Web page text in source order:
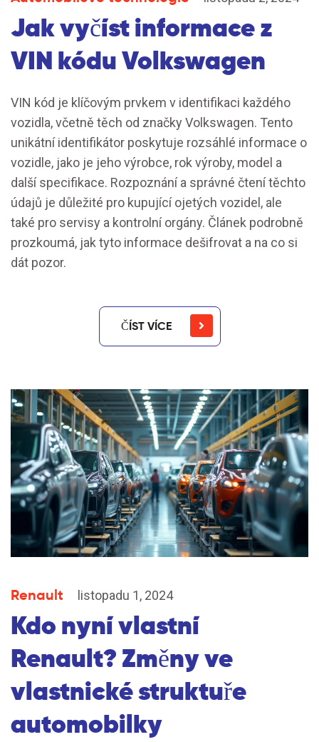
Jak vyčíst informace z
VIN kódu Volkswagen
VIN kód je klíčovým prvkem v identifikaci každého
vozidla, včetně těch od značky Volkswagen. Tento
unikátní identifikátor poskytuje rozsáhlé informace o
vozidle, jako je jeho výrobce, rok výroby, model a
další specifikace. Rozpoznání a správné čtení těchto
údajů je důležité pro kupující ojetých vozidel, ale
také pro servisy a kontrolní orgány. Článek podrobně
prozkoumá, jak tyto informace dešifrovat a na co si
dát pozor.
ČÍST VÍCE
Renault listopadu 1, 2024
Kdo nyní vlastní
Renault? Změny ve
vlastnické struktuře
automobilky